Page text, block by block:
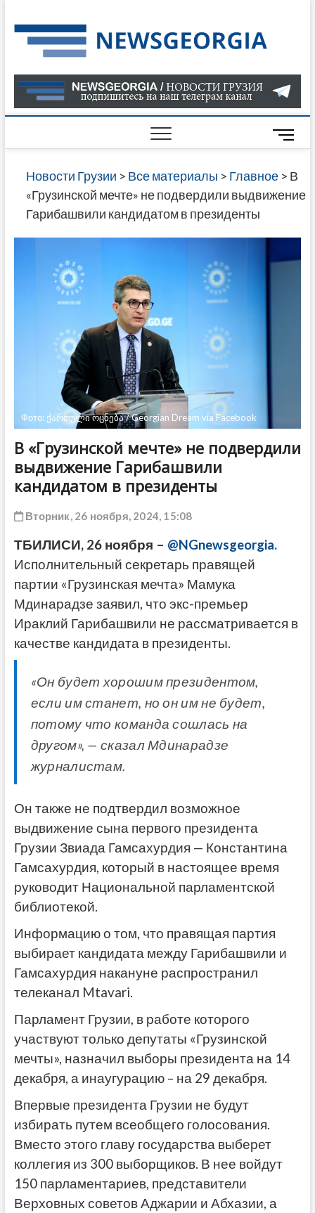
to
content
О
В
ГРУЗИИ
САЙТЕ
M
e
n
u
t
Новости Грузии > Все материалы > Главное> В
«Грузинской мечте» не подвердили выдвижение
Гарибашвили кандидатом в президенты
Фото: ქართული ოცნება / Georgian Dream via Facebook
В «Грузинской мечте» не подвердили
выдвижение Гарибашвили
кандидатом в президенты
Вторник, 26 ноября, 2024, 15:08
ТБИЛИСИ, 26 ноября – @NGnewsgeorgia.
Исполнительный секретарь правящей
партии «Грузинская мечта» Мамука
Мдинарадзе заявил, что экс-премьер
Ираклий Гарибашвили не рассматривается в
качестве кандидата в президенты.
«Он будет хорошим президентом,
если им станет, но он им не будет,
потому что команда сошлась на
другом», — сказал Мдинарадзе
журналистам.
Он также не подтвердил возможное
выдвижение сына первого президента
Грузии Звиада Гамсахурдия — Константина
Гамсахурдия, который в настоящее время
руководит Национальной парламентской
библиотекой.
Информацию о том, что правящая партия
выбирает кандидата между Гарибашвили и
Гамсахурдия накануне распространил
телеканал Mtavari.
Парламент Грузии, в работе которого
участвуют только депутаты «Грузинской
мечты», назначил выборы президента на 14
декабря, а инаугурацию – на 29 декабря.
Впервые президента Грузии не будут
избирать путем всеобщего голосования.
Вместо этого главу государства выберет
коллегия из 300 выборщиков. В нее войдут
150 парламентариев, представители
Верховных советов Аджарии и Абхазии, а